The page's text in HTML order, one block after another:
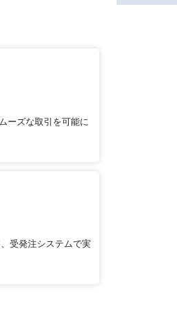
ーズな取引を可能に
受発注システムで実